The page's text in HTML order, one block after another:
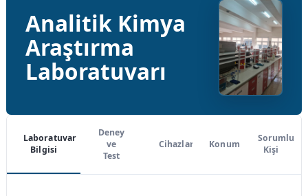
Analitik Kimya
Araştırma
Laboratuvarı
Laboratuvar
Bilgisi
Deney
ve
Test
Cihazlar Konum
Sorumlu
Kişi